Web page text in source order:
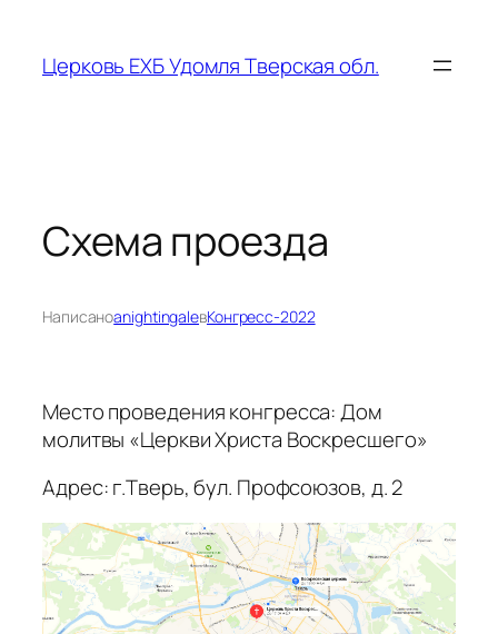
содержимому
Церковь ЕХБ Удомля Тверская обл.
Схема проезда
НаписаноanightingaleвКонгресс-2022
Место проведения конгресса: Дом
молитвы «Церкви Христа Воскресшего»
Адрес: г.Тверь, бул. Профсоюзов, д. 2